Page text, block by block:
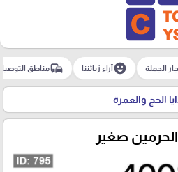
الجملة emoji_emotionsآراء زبائننا commuteمناطق
الحج والعمرة
صغير